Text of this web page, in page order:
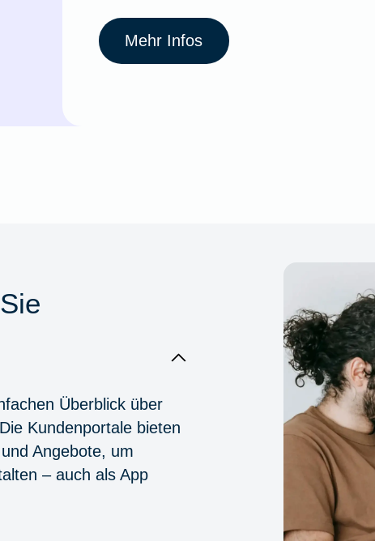
Mehr Infos
Überblick über
Kundenportale bieten
Angebote, um
– auch als App